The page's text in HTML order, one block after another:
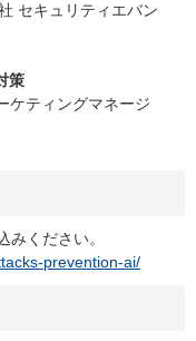
セキュリティエバン
策
ケティングマネージ
ください。
prevention-ai/